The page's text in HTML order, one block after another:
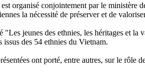
organisé conjointement par le
la nécessité de préserver et de
jeunes des ethnies, les héritages et la
issus des 54 ethnies du Vietnam.
ont porté, entre autres, sur le rôle